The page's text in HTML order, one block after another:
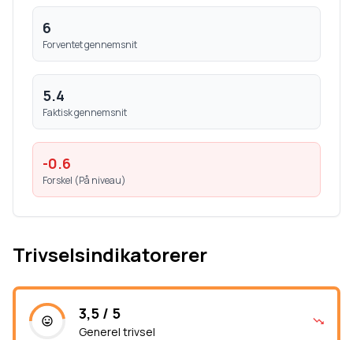
6
Forventet gennemsnit
5.4
Faktisk gennemsnit
-0.6
Forskel (På niveau)
Trivselsindikatorerer
3,5 / 5
Generel trivsel